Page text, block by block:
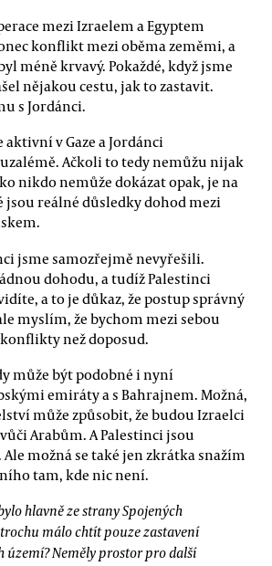
mezi Izraelem a Egyptem
konflikt mezi oběma zeměmi, a
méně krvavý. Pokaždé, když jsme
nějakou cestu, jak to zastavit.
s Jordánci.
v Gaze a Jordánci
Ačkoli to tedy nemůžu nijak
nikdo nemůže dokázat opak, je na
jsou reálné důsledky dohod mezi
jsme samozřejmě nevyřešili.
dohodu, a tudíž Palestinci
a to je důkaz, že postup správný
myslím, že bychom mezi sebou
než doposud.
může být podobné i nyní
emiráty a s Bahrajnem. Možná,
může způsobit, že budou Izraelci
Arabům. A Palestinci jsou
možná se také jen zkrátka snažím
tam, kde nic není.
hlavně ze strany Spojených
málo chtít pouze zastavení
území? Neměly prostor pro další